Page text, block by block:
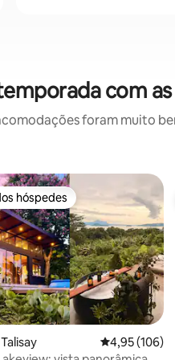
com
foram muito
hóspedes
hóspedes
4,95 de uma
4,95 (106)